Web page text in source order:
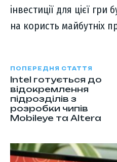
інвестиції для цієї гри
на користь майбутніх
ПОПЕРЕДНЯ СТАТТЯ
Intel готується до
відокремлення
підрозділів з
розробки чипів
Mobileye та Altera